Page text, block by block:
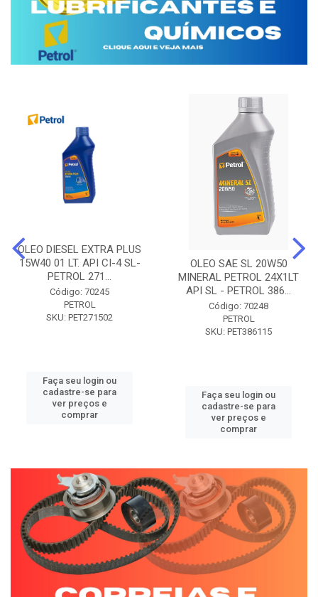
OLEO DIESEL EXTRA PLUS
15W40 01 LT. API CI-4 SL-
PETROL 271...
Código: 70245
PETROL
SKU: PET271502
Faça seu login ou
cadastre-se para
ver preços e
comprar
OLEO SAE SL 20W50
MINERAL PETROL 24X1LT
API SL - PETROL 386...
Código: 70248
PETROL
SKU: PET386115
Faça seu login ou
cadastre-se para
ver preços e
comprar